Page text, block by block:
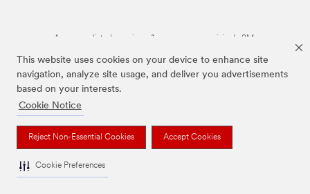
This website uses cookies on your device to enhance site
navigation, analyze site usage, and deliver you advertisements
based on your interests.
Cookie Notice
Reject Non-Essential Cookies Accept Cookies
Cookie Preferences
As marcas listadas a cima são marcas comerciais da 3M.